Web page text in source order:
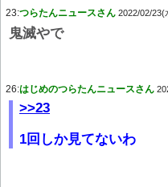
23:つらたんニュースさん 2022/02/23(
鬼滅やで
26:はじめのつらたんニュースさん
>>23
1回しか見てないわ